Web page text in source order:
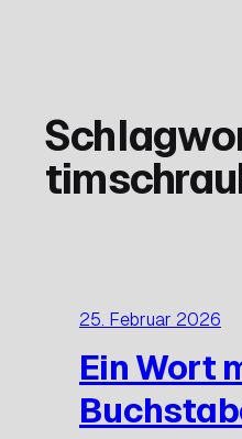
25. Februar 2026
Ein Wort